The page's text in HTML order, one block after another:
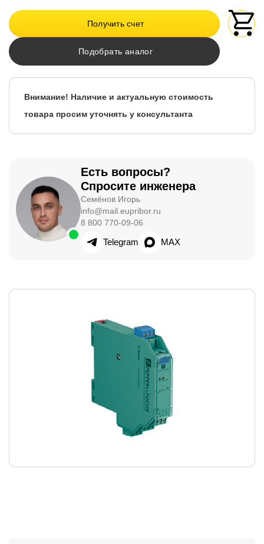
Получить счет
Подобрать аналог
Внимание! Наличие и актуальную стоимость
товара просим уточнять у консультанта
Есть вопросы?
Спросите инженера
Семёнов Игорь
info@mail.eupribor.ru
8 800 770-09-06
Telegram MAX